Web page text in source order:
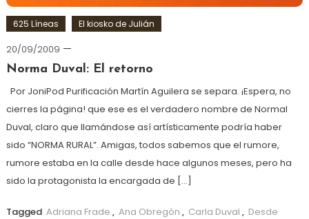
625 Líneas El kiosko de Julián
20/09/2009
Norma Duval: El retorno
Por JoniPod Purificación Martín Aguilera se separa. ¡Espera, no
cierres la página! que ese es el verdadero nombre de Normal
Duval, claro que llamándose así artísticamente podría haber
sido “NORMA RURAL”. Amigas, todos sabemos que el rumore,
rumore estaba en la calle desde hace algunos meses, pero ha
sido la protagonista la encargada de […]
Tagged Adriana Frade , Ana Obregón , Carla Duval , Desde